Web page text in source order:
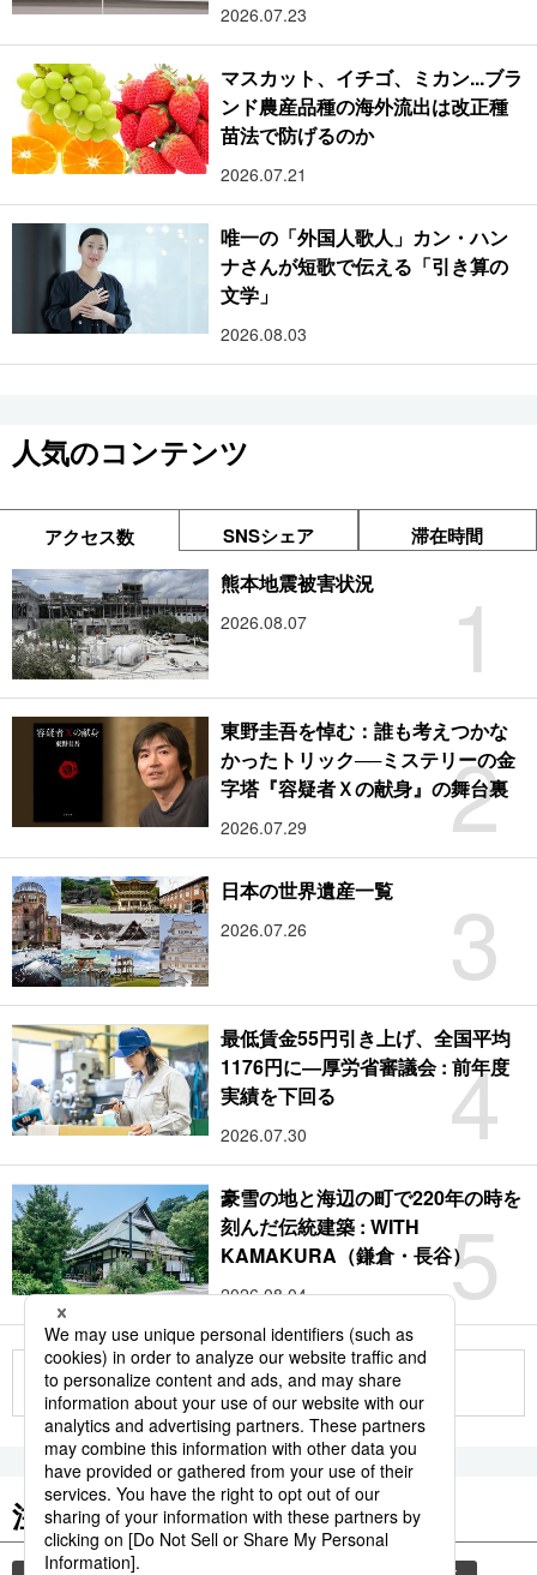
2026.07.23
マスカット、イチゴ、ミカン...ブラ
ンド農産品種の海外流出は改正種
苗法で防げるのか
2026.07.21
唯一の「外国人歌人」カン・ハン
ナさんが短歌で伝える「引き算の
文学」
2026.08.03
人気のコンテンツ
アクセス数 SNSシェア 滞在時間
1
熊本地震被害状況
2026.08.07
2
東野圭吾を悼む：誰も考えつかな
かったトリック──ミステリーの金
字塔『容疑者Ｘの献身』の舞台裏
2026.07.29
3
日本の世界遺産一覧
2026.07.26
4
最低賃金55円引き上げ、全国平均
1176円に―厚労省審議会 : 前年度
実績を下回る
2026.07.30
5
豪雪の地と海辺の町で220年の時を
刻んだ伝統建築 : WITH
KAMAKURA（鎌倉・長谷）
2026.08.04
もっと見る
注目のキーワード